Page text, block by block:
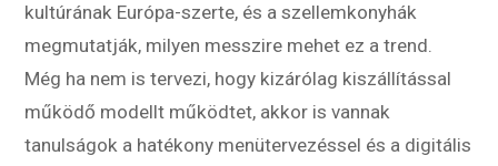
kultúrának Európa-szerte, és a szellemkonyhák
megmutatják, milyen messzire mehet ez a trend.
Még ha nem is tervezi, hogy kizárólag kiszállítással
működő modellt működtet, akkor is vannak
tanulságok a hatékony menütervezéssel és a digitális